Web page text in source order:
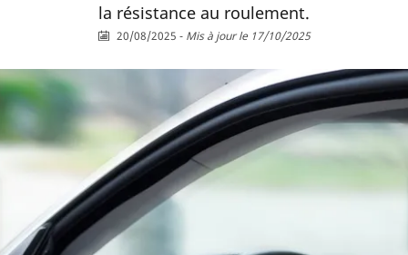
la résistance au roulement.
20/08/2025 - Mis à jour le 17/10/2025